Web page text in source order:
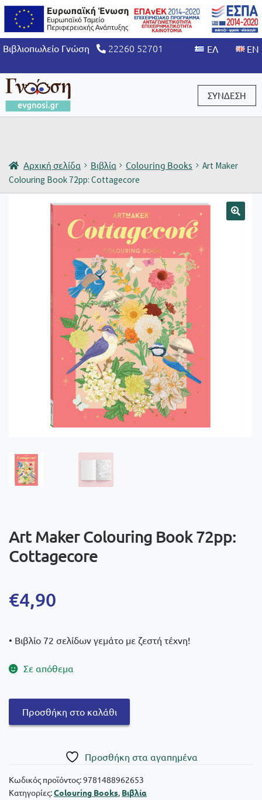
Βιβλιοπωλείο Γνώση 22260 52701
ΣΥΝΔΕΣΗ
Αρχική σελίδα Βιβλία Colouring Books
Art Maker
Colouring Book 72pp: Cottagecore
Art Maker Colouring Book 72pp:
Cottagecore
€4,90
• Βιβλίο 72 σελίδων γεμάτο με ζεστή τέχνη!
Σε απόθεμα
Maker
Cottagecore
ποσότητα
Προσθήκη στο καλάθι
Πρoσθήκη στα αγαπημένα
Κωδικός προϊόντος:9781488962653
Κατηγορίες:Colouring Books, Βιβλία